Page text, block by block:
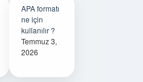
APA formatı
ne için
kullanılır ?
Temmuz 3,
2026